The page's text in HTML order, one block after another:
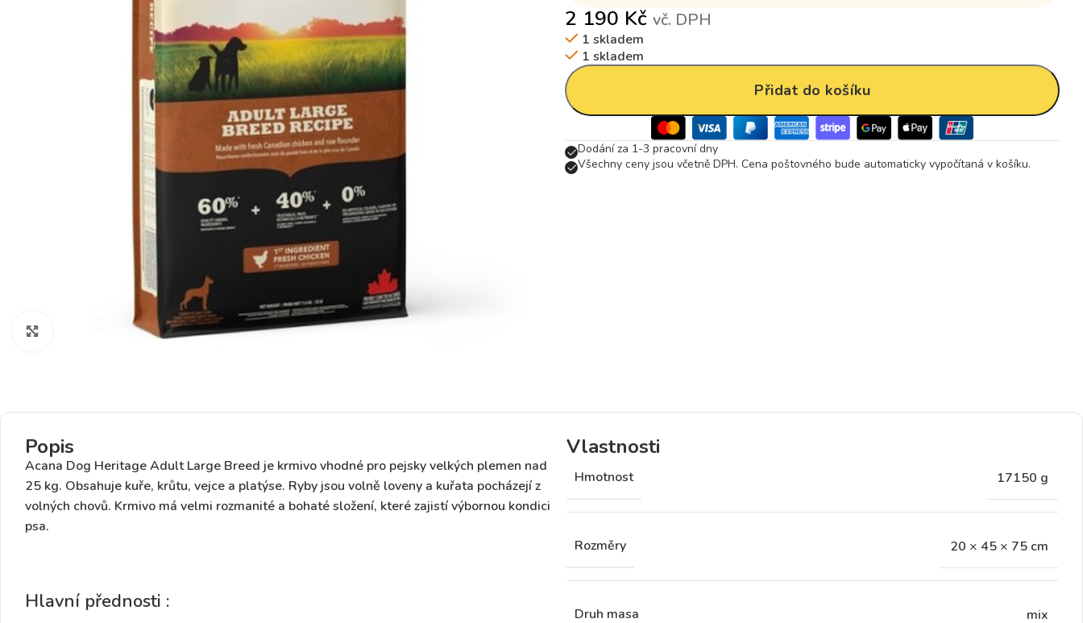
Klikněte pro zvětšení
2 190 Kč vč. DPH
1 skladem
1 skladem
Přidat do košíku
Dodání za 1-3 pracovní dny
Všechny ceny jsou včetně DPH. Cena poštovného bude automaticky vypočítaná v košíku.
Popis
Acana Dog Heritage Adult Large Breed je krmivovhodné pro pejsky velkých plemen nad
25 kg. Obsahuje kuře, krůtu, vejce a platýse. Ryby jsou volně loveny a kuřata pocházejí z
volných chovů. Krmivo má velmi rozmanité a bohaté složení, které zajistí výbornou kondici
psa.
Hlavní přednosti :
Vlastnosti
Hmotnost 17150 g
Rozměry 20 × 45 × 75 cm
Druh masa mix